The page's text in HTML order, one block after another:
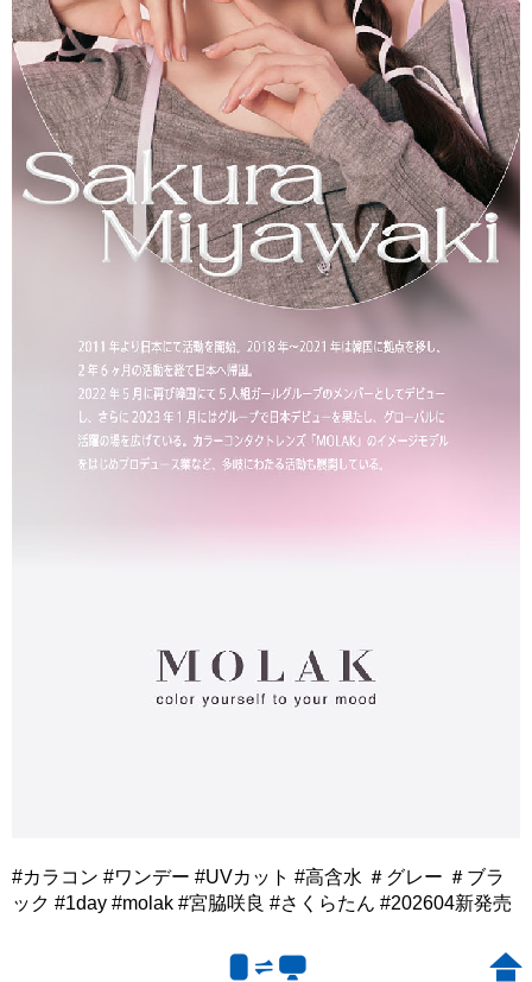
#カラコン #ワンデー #UVカット #高含水 ＃グレー ＃ブラ
ック #1day #molak #宮脇咲良 #さくらたん #202604新発売